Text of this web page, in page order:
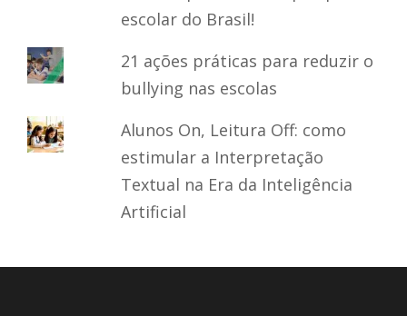
escolar do Brasil!
21 ações práticas para reduzir o
bullying nas escolas
Alunos On, Leitura Off: como
estimular a Interpretação
Textual na Era da Inteligência
Artificial